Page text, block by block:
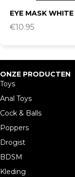
EYE MASK WHITE
€10.95
ONZE PRODUCTEN
Toys
Anal Toys
Cock & Balls
Poppers
Drogist
BDSM
Kleding